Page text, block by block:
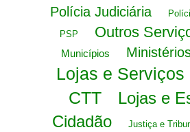
Polícia Judiciária
PSP
Outros
Municípios
Lojas e Serviços
CTT
Lojas e
Cidadão
Justiça e